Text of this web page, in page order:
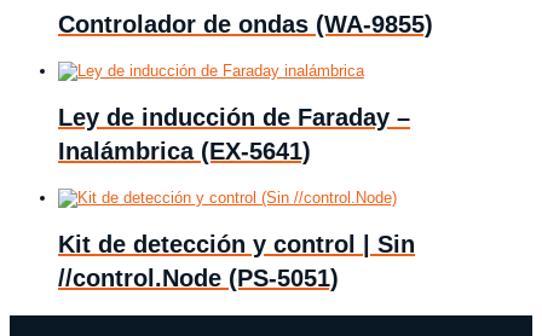
Controlador de ondas (WA-9855)
Ley de inducción de Faraday –
Inalámbrica (EX-5641)
Kit de detección y control | Sin
//control.Node (PS-5051)